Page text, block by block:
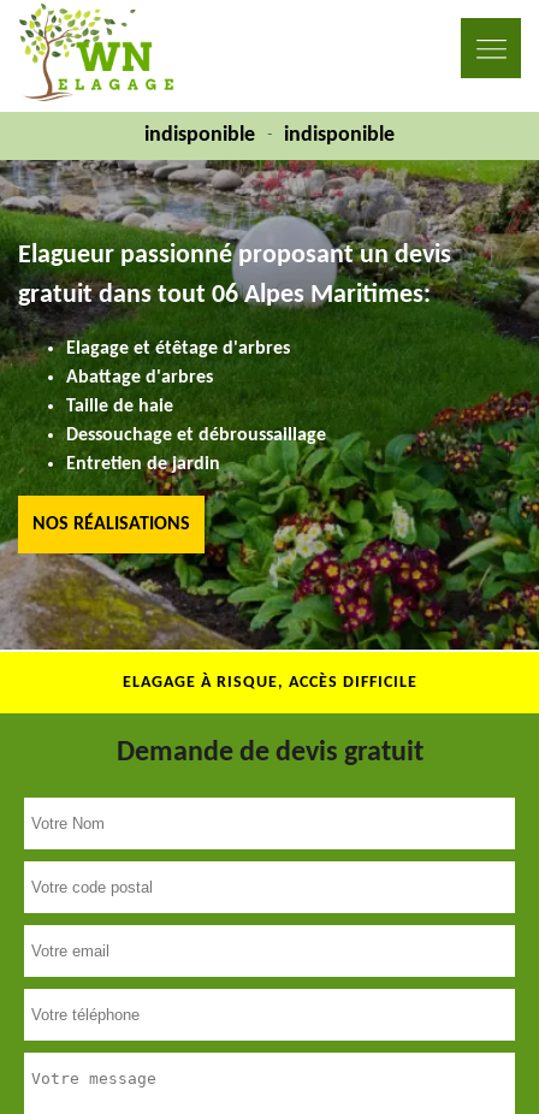
indisponible - indisponible
Elagueur passionné proposant un devis
gratuit dans tout 06 Alpes Maritimes:
Elagage et étêtage d'arbres
Abattage d'arbres
Taille de haie
Dessouchage et débroussaillage
Entretien de jardin
NOS RÉALISATIONS
ELAGAGE À RISQUE, ACCÈS DIFFICILE
Demande de devis gratuit